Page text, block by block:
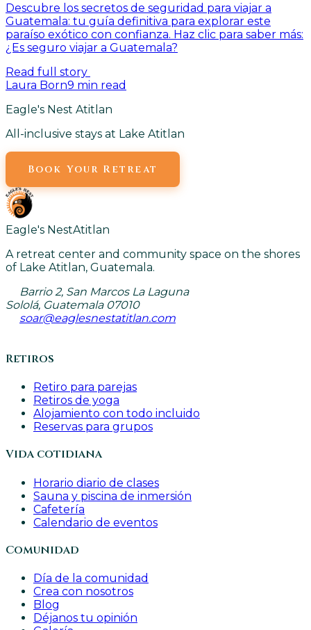
Descubre los secretos de seguridad para viajar a
Guatemala: tu guía definitiva para explorar este
paraíso exótico con confianza. Haz clic para saber más:
¿Es seguro viajar a Guatemala?
Read full story
Laura Born9 min read
Eagle's Nest Atitlan
All-inclusive stays at Lake Atitlan
Book Your Retreat
Eagle's NestAtitlan
A retreat center and community space on the shores
of Lake Atitlan, Guatemala.
Barrio 2, San Marcos La Laguna
Sololá, Guatemala 07010
soar@eaglesnestatitlan.com
Retiros
Retiro para parejas
Retiros de yoga
Alojamiento con todo incluido
Reservas para grupos
Vida cotidiana
Horario diario de clases
Sauna y piscina de inmersión
Cafetería
Calendario de eventos
Comunidad
Día de la comunidad
Crea con nosotros
Blog
Déjanos tu opinión